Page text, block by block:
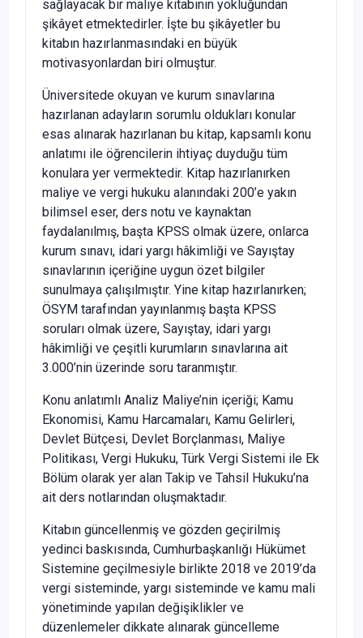
sağlayacak bir maliye kitabının yokluğundan
şikâyet etmektedirler. İşte bu şikâyetler bu
kitabın hazırlanmasındaki en büyük
motivasyonlardan biri olmuştur.
Üniversitede okuyan ve kurum sınavlarına
hazırlanan adayların sorumlu oldukları konular
esas alınarak hazırlanan bu kitap, kapsamlı konu
anlatımı ile öğrencilerin ihtiyaç duyduğu tüm
konulara yer vermektedir. Kitap hazırlanırken
maliye ve vergi hukuku alanındaki 200’e yakın
bilimsel eser, ders notu ve kaynaktan
faydalanılmış, başta KPSS olmak üzere, onlarca
kurum sınavı, idari yargı hâkimliği ve Sayıştay
sınavlarının içeriğine uygun özet bilgiler
sunulmaya çalışılmıştır. Yine kitap hazırlanırken;
ÖSYM tarafından yayınlanmış başta KPSS
soruları olmak üzere, Sayıştay, idari yargı
hâkimliği ve çeşitli kurumların sınavlarına ait
3.000’nin üzerinde soru taranmıştır.
Konu anlatımlı Analiz Maliye’nin içeriği; Kamu
Ekonomisi, Kamu Harcamaları, Kamu Gelirleri,
Devlet Bütçesi, Devlet Borçlanması, Maliye
Politikası, Vergi Hukuku, Türk Vergi Sistemi ile Ek
Bölüm olarak yer alan Takip ve Tahsil Hukuku’na
ait ders notlarından oluşmaktadır.
Kitabın güncellenmiş ve gözden geçirilmiş
yedinci baskısında, Cumhurbaşkanlığı Hükümet
Sistemine geçilmesiyle birlikte 2018 ve 2019’da
vergi sisteminde, yargı sisteminde ve kamu mali
yönetiminde yapılan değişiklikler ve
düzenlemeler dikkate alınarak güncelleme